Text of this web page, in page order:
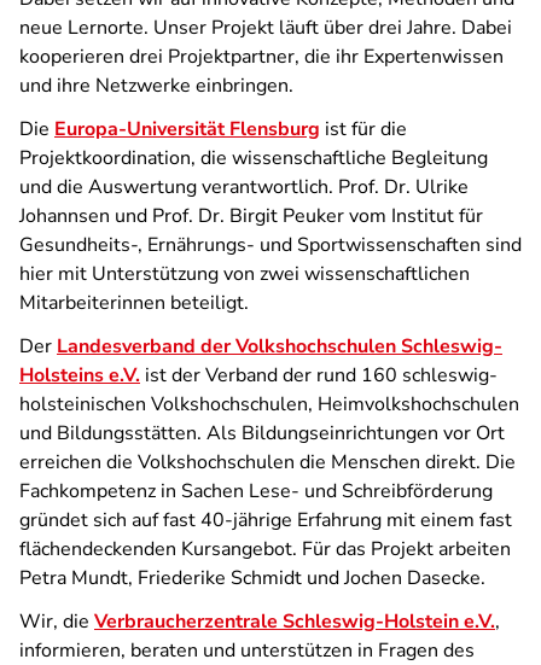
neue Lernorte. Unser Projekt läuft über drei Jahre. Dabei
kooperieren drei Projektpartner, die ihr Expertenwissen
und ihre Netzwerke einbringen.
Die Europa-Universität Flensburg ist für die
Projektkoordination, die wissenschaftliche Begleitung
und die Auswertung verantwortlich. Prof. Dr. Ulrike
Johannsen und Prof. Dr. Birgit Peuker vom Institut für
Gesundheits-, Ernährungs- und Sportwissenschaften sind
hier mit Unterstützung von zwei wissenschaftlichen
Mitarbeiterinnen beteiligt.
Der Landesverband der Volkshochschulen Schleswig-
Holsteins e.V. ist der Verband der rund 160 schleswig-
holsteinischen Volkshochschulen, Heimvolkshochschulen
und Bildungsstätten. Als Bildungseinrichtungen vor Ort
erreichen die Volkshochschulen die Menschen direkt. Die
Fachkompetenz in Sachen Lese- und Schreibförderung
gründet sich auf fast 40-jährige Erfahrung mit einem fast
flächendeckenden Kursangebot. Für das Projekt arbeiten
Petra Mundt, Friederike Schmidt und Jochen Dasecke.
Wir, die Verbraucherzentrale Schleswig-Holstein e.V.,
informieren, beraten und unterstützen in Fragen des